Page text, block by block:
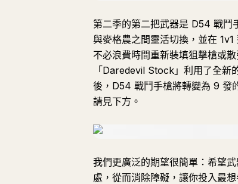
第二季的第二把武器是 D54 戰鬥
與麥格農之間靈活切換，並在
不必浪費時間重新裝填狙擊槍或
「Daredevil Stock」利用了全新
後，D54 戰鬥手槍將轉變為 9 發
請見下方。
我們更廣泛的期望很簡單：希望
處，從而消除障礙，讓你投入最想